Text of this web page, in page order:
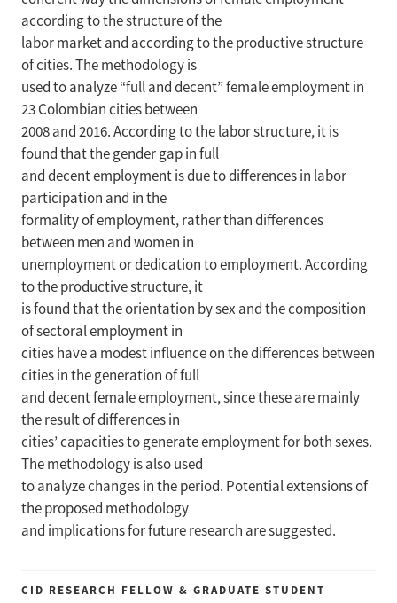
according to the structure of the
labor market and according to the productive structure
of cities. The methodology is
used to analyze “full and decent” female employment in
23 Colombian cities between
2008 and 2016. According to the labor structure, it is
found that the gender gap in full
and decent employment is due to differences in labor
participation and in the
formality of employment, rather than differences
between men and women in
unemployment or dedication to employment. According
to the productive structure, it
is found that the orientation by sex and the composition
of sectoral employment in
cities have a modest influence on the differences between
cities in the generation of full
and decent female employment, since these are mainly
the result of differences in
cities’ capacities to generate employment for both sexes.
The methodology is also used
to analyze changes in the period. Potential extensions of
the proposed methodology
and implications for future research are suggested.
CID RESEARCH FELLOW & GRADUATE STUDENT